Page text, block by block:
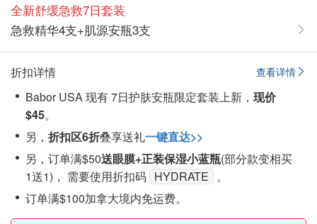
全新舒缓急救7日套装
急救精华4支+肌源安瓶3支
查看详情
折扣详情
Babor USA 现有 7日护肤安瓶限定套装上新， 现价
$45。
另， 折扣区6折叠享送礼一键直达>>
另，订单满$50送眼膜+正装保湿小蓝瓶(部分款变相买
1送1)， 需要使用折扣码 HYDRATE 。
订单满$100加拿大境内免运费。